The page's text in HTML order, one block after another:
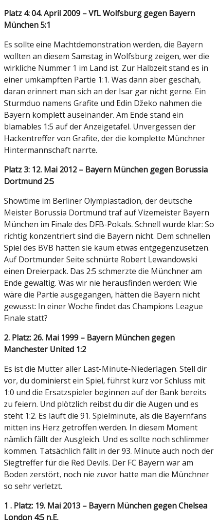
Platz 4: 04. April 2009 – VfL Wolfsburg gegen Bayern
München 5:1
Es sollte eine Machtdemonstration werden, die Bayern
wollten an diesem Samstag in Wolfsburg zeigen, wer die
wirkliche Nummer 1 im Land ist. Zur Halbzeit stand es in
einer umkämpften Partie 1:1. Was dann aber geschah,
daran erinnert man sich an der Isar gar nicht gerne. Ein
Sturmduo namens Grafite und Edin Džeko nahmen die
Bayern komplett auseinander. Am Ende stand ein
blamables 1:5 auf der Anzeigetafel. Unvergessen der
Hackentreffer von Grafite, der die komplette Münchner
Hintermannschaft narrte.
Platz 3: 12. Mai 2012 – Bayern München gegen Borussia
Dortmund 2:5
Showtime im Berliner Olympiastadion, der deutsche
Meister Borussia Dortmund traf auf Vizemeister Bayern
München im Finale des DFB-Pokals. Schnell wurde klar: So
richtig konzentriert sind die Bayern nicht. Dem schnellen
Spiel des BVB hatten sie kaum etwas entgegenzusetzen.
Auf Dortmunder Seite schnürte Robert Lewandowski
einen Dreierpack. Das 2:5 schmerzte die Münchner am
Ende gewaltig. Was wir nie herausfinden werden: Wie
wäre die Partie ausgegangen, hätten die Bayern nicht
gewusst: In einer Woche findet das Champions League
Finale statt?
2. Platz: 26. Mai 1999 – Bayern München gegen
Manchester United 1:2
Es ist die Mutter aller Last-Minute-Niederlagen. Stell dir
vor, du dominierst ein Spiel, führst kurz vor Schluss mit
1:0 und die Ersatzspieler beginnen auf der Bank bereits
zu feiern. Und plötzlich reibst du dir die Augen und es
steht 1:2. Es läuft die 91. Spielminute, als die Bayernfans
mitten ins Herz getroffen werden. In diesem Moment
nämlich fällt der Ausgleich. Und es sollte noch schlimmer
kommen. Tatsächlich fällt in der 93. Minute auch noch der
Siegtreffer für die Red Devils. Der FC Bayern war am
Boden zerstört, noch nie zuvor hatte man die Münchner
so sehr verletzt.
1 . Platz: 19. Mai 2013 – Bayern München gegen Chelsea
London 4:5 n.E.